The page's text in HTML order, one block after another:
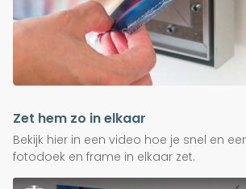
Zet hem zo in elkaar
Bekijk hier in een video hoe je snel en
fotodoek en frame in elkaar zet.